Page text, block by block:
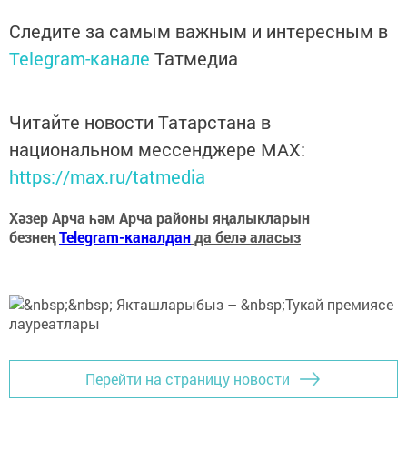
Следите за самым важным и интересным в
Telegram-канале Татмедиа
Читайте новости Татарстана в
национальном мессенджере MАХ:
https://max.ru/tatmedia
Хәзер Арча һәм Арча районы яңалыкларын
безнеңTelegram-каналданда белә аласыз
Перейти на страницу новости